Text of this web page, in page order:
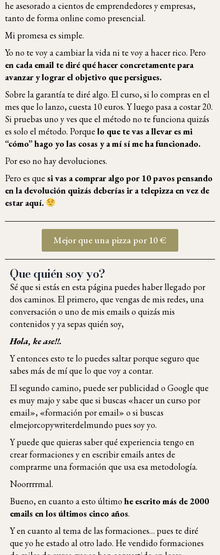
he asesorado a cientos de emprendedores y empresas,
tanto de forma online como presencial.
Mi promesa es simple.
Yo no te voy a cambiar la vida ni te voy a hacer rico. Pero
en cada email te diré qué hacer concretamente para
avanzar y lograr el objetivo que persigues.
Sobre la garantía te diré algo. El curso, si lo compras en el
mes que lo lanzo, cuesta 10 euros. Y luego pasa a costar 20.
Si pruebas uno y ves que el método no te funciona quizás
es solo el método. Porque lo que te vas a llevar es mi
“cómo” hago yo las cosas y a mí sí me ha funcionado.
Por eso no hay devoluciones.
Pero es que si vas a comprar algo por 10 pavos pensando
en la devolución quizás deberías ir a telepizza en vez de
estar aquí.
Mejor que una pizza por 10 €
Que quién soy yo?
Sé que si estás en esta página puedes haber llegado por
dos caminos. El primero, que vengas de mis redes, una
conversación o uno de mis emails o quizás mis
contenidos y ya sepas quién soy,
Hola, ke ase!!.
Y entonces esto te lo puedes saltar porque seguro que
sabes más de mí que lo que voy a contar.
El segundo camino, puede ser publicidad o Google que
es muy majo y sabe que si buscas «hacer un curso por
email», «formación por email» o si buscas
elmejorcopywriterdelmundo pues soy yo.
Y puede que quieras saber qué experiencia tengo en
crear formaciones y en escribir emails antes de
comprarme una formación que usa esa metodología.
Noorrrrmal.
Bueno, en cuanto a esto últimohe escrito más de 2000
emails en los últimos cinco años.
Y en cuanto al tema de las formaciones… pues te diré
que yo he estado al otro lado. He vendido formaciones